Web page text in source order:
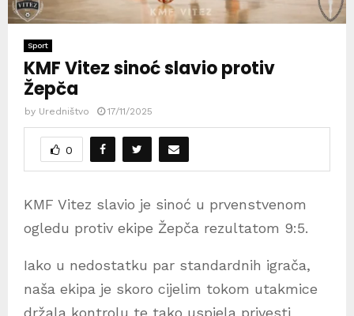
Sport
KMF Vitez sinoć slavio protiv
Žepča
by Uredništvo 17/11/2025
0
KMF Vitez slavio je sinoć u prvenstvenom
ogledu protiv ekipe Žepča rezultatom 9:5.
Iako u nedostatku par standardnih igrača,
naša ekipa je skoro cijelim tokom utakmice
držala kontrolu te tako uspjela privesti